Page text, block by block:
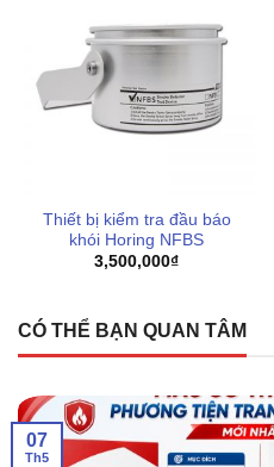
Thiết bị kiểm tra đầu báo
khói Horing NFBS
3,500,000₫
CÓ THỂ BẠN QUAN TÂM
07
Th5